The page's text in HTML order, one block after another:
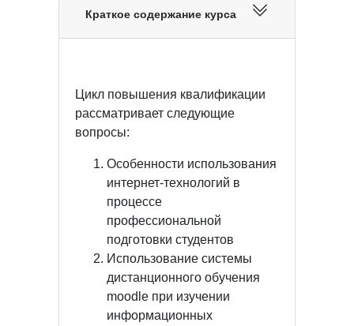
Краткое содержание курса
Цикл повышения квалификации
рассматривает следующие
вопросы:
Особенности использования
интернет-технологий в
процессе
профессиональной
подготовки студентов
Использование системы
дистанционного обучения
moodle при изучении
информационных